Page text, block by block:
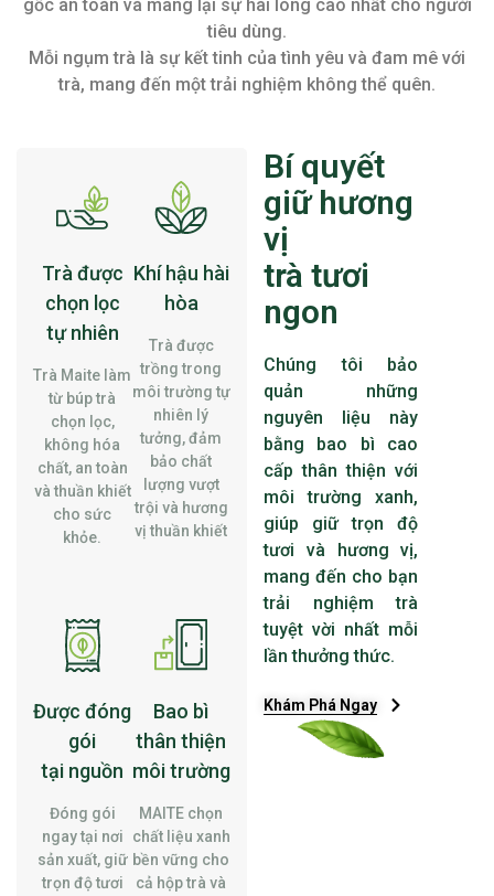
gốc an toàn và mang lại sự hài lòng cao nhất cho người
tiêu dùng.
Mỗi ngụm trà là sự kết tinh của tình yêu và đam mê với
trà, mang đến một trải nghiệm không thể quên.
Trà được
chọn lọc
tự nhiên
Trà Maite làm
từ búp trà
chọn lọc,
không hóa
chất, an toàn
và thuần khiết
cho sức
khỏe.
Khí hậu hài
hòa
Trà được
trồng trong
môi trường tự
nhiên lý
tưởng, đảm
bảo chất
lượng vượt
trội và hương
vị thuần khiết
Được đóng
gói
tại nguồn
Đóng gói
ngay tại nơi
sản xuất, giữ
trọn độ tươi
Bao bì
thân thiện
môi trường
MAITE chọn
chất liệu xanh
bền vững cho
cả hộp trà và
Bí quyết
giữ hương
vị
trà tươi
ngon
Chúng tôi bảo
quản những
nguyên liệu này
bằng bao bì cao
cấp thân thiện với
môi trường xanh,
giúp giữ trọn độ
tươi và hương vị,
mang đến cho bạn
trải nghiệm trà
tuyệt vời nhất mỗi
lần thưởng thức.
Khám Phá Ngay